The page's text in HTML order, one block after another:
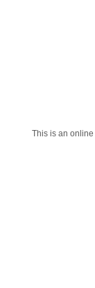
This is an